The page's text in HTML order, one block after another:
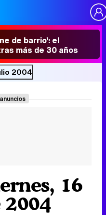
de barrio': el
más de 30 años
2004
16